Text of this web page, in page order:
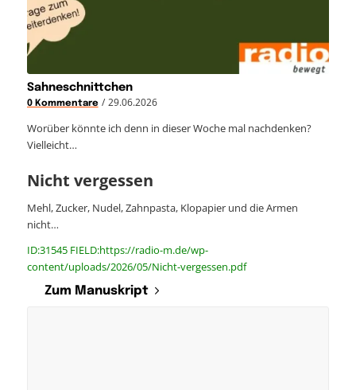
Sahneschnittchen
0 Kommentare / 29.06.2026
Worüber könnte ich denn in dieser Woche mal nachdenken?
Vielleicht…
Nicht vergessen
Mehl, Zucker, Nudel, Zahnpasta, Klopapier und die Armen
nicht…
ID:31545 FIELD:https://radio-m.de/wp-
content/uploads/2026/05/Nicht-vergessen.pdf
Zum Manuskript